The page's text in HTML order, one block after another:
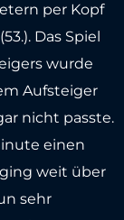
per Kopf
Das Spiel
wurde
Aufsteiger
nicht passte.
einen
weit über
sehr